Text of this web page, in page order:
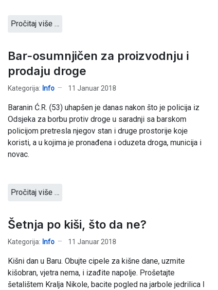
Pročitaj više …
Bar-osumnjičen za proizvodnju i
prodaju droge
Kategorija: Info 11 Januar 2018
Baranin Ć.R. (53) uhapšen je danas nakon što je policija iz
Odsjeka za borbu protiv droge u saradnji sa barskom
policijom pretresla njegov stan i druge prostorije koje
koristi, a u kojima je pronađena i oduzeta droga, municija i
novac.
Pročitaj više …
Šetnja po kiši, što da ne?
Kategorija: Info 11 Januar 2018
Kišni dan u Baru. Obujte cipele za kišne dane, uzmite
kišobran, vjetra nema, i izađite napolje. Prošetajte
šetalištem Kralja Nikole, bacite pogled na jarbole jedrilica I